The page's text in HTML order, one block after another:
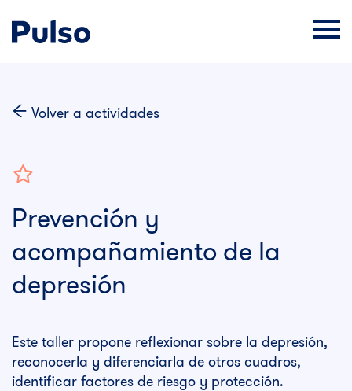
Volver a actividades
Prevención y
acompañamiento de la
depresión
Este taller propone reflexionar sobre la depresión,
reconocerla y diferenciarla de otros cuadros,
identificar factores de riesgo y protección.